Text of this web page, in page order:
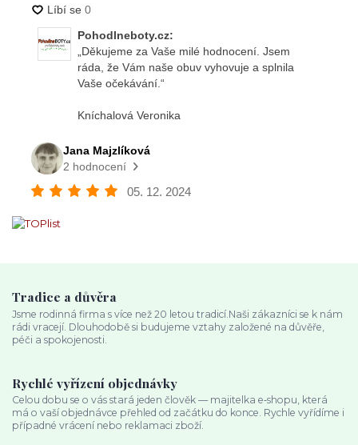
Tradice a důvěra
Jsme rodinná firma s více než 20 letou tradicí.Naši zákazníci se k nám
rádi vracejí. Dlouhodobě si budujeme vztahy založené na důvěře,
péči a spokojenosti.
Rychlé vyřízení objednávky
Celou dobu se o vás stará jeden člověk — majitelka e‑shopu, která
má o vaší objednávce přehled od začátku do konce. Rychle vyřídíme i
případné vrácení nebo reklamaci zboží.